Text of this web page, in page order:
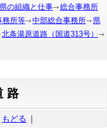
県の組織と仕事
総合事務所
務所等 中部総合事務所
県
北条湯原道路（国道313号）
路
もどる ｜